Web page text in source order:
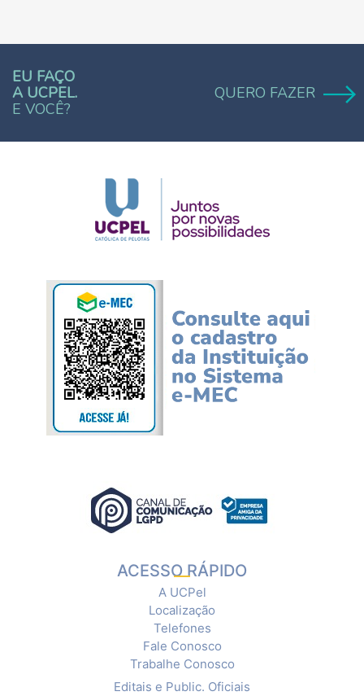
EU FAÇO
A UCPEL.
E VOCÊ?
QUERO FAZER
ACESSO RÁPIDO
A UCPel
Localização
Telefones
Fale Conosco
Trabalhe Conosco
Editais e Public. Oficiais